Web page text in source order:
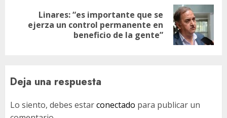
Siguiente
Linares: “es importante que se
ejerza un control permanente en
beneficio de la gente”
Deja una respuesta
Lo siento, debes estarconectado para publicar un